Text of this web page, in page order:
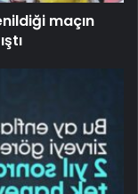
maçın